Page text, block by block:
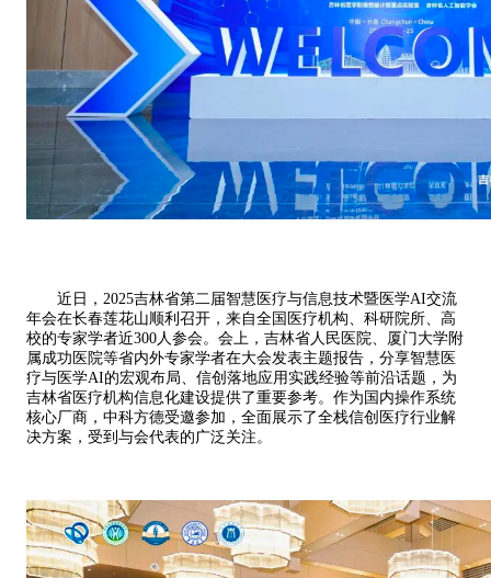
近日， 2025吉林省第二届智慧医疗与信息技术暨医学AI交流
年会在长春莲花山顺利召开，来自全国医疗机构、科研院所、高
校的专家学者近300人参会。会上，吉林省人民医院、 厦门大学附
属成功医院等省内外专家学者在大会发表主题报告，分享智慧医
疗与医学AI的宏观布局、 信创落地应用实践经验等前沿话题 ，为
吉林省医疗机构信息化建设提供了重要参考。 作为国内操作系统
核心厂商，中科方德受邀参加 ，全面展示了全栈信创医疗行业解
决方案，受到与会代表的广泛关注。